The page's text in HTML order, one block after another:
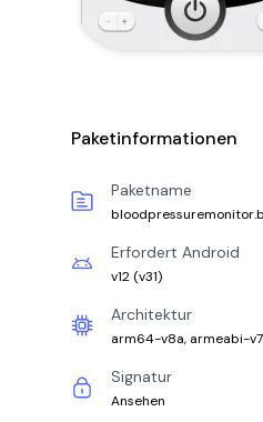
Paketinformationen
Paketname
Erfordert Android
v12 (v31)
Architektur
arm64-v8a, armeabi-
Signatur
Ansehen